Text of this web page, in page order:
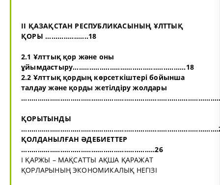
II ҚАЗАҚСТАН РЕСПУБЛИКАСЫНЫҢ ҰЛТТЫҚ
ҚОРЫ .....................18
2.1 Ұлттық қор және оны
ұйымдастыру.......................................................18
2.2 Ұлттық қордың көрсеткіштері бойынша
талдау және қорды жетілдіру жолдары
ҚОРЫТЫНДЫ
ҚОЛДАНЫЛҒАН ӘДЕБИЕТТЕР
.................................................................26
I ҚАРЖЫ – МАҚСАТТЫ АҚША ҚАРАЖАТ
ҚОРЛАРЫНЫҢ ЭКОНОМИКАЛЫҚ НЕГІЗІ